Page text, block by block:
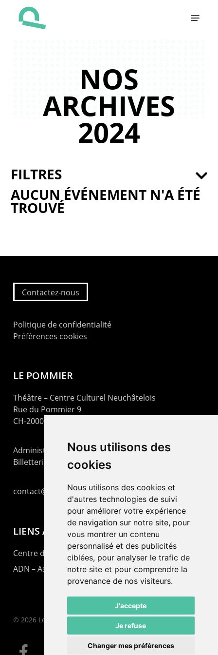
Nous utilisons des
cookies
Nous utilisons des cookies et
d'autres technologies de suivi
pour améliorer votre expérience
de navigation sur notre site, pour
vous montrer un contenu
personnalisé et des publicités
ciblées, pour analyser le trafic de
notre site et pour comprendre la
provenance de nos visiteurs.
J'accepte
Je refuse
Changer mes préférences
NOS
ARCHIVES
2024
AUCUN ÉVÉNEMENT N'A ÉTÉ
TROUVÉ
FILTRES
Contactez-nous
Politique de confidentialité
Préférences cookies
LE POMMIER
Théâtre – Centre Culturel Neuchâtelois
Rue du Pommier 9
CH-2000 Neuchâtel
Administration : +41 32 725 03 03
Billetterie : +41 32 725 05 05
contact@lepommier.ch
LIENS AMIS
Centre de culture ABC
ADN – Association Danse Neuchâtel
© 2026 Le Pommier.
facebook email